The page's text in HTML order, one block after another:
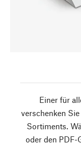
Einer für
verschenken
Sortiments.
oder den PDF-